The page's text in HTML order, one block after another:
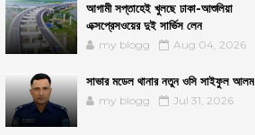
আগামী সপ্তাহেই খুলছে ঢাকা-আশুলিয়া
এক্সপ্রেসওয়ের দুই সার্ভিস লেন
my blogg Aug 04, 2026
সাভার মডেল থানার নতুন ওসি সাইফুল আলম
my blogg Jul 31, 2026